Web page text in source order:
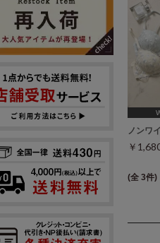
ノンワ
￥
(全 3件)